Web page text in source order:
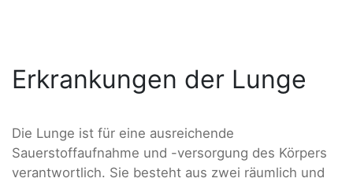
Erkrankungen der Lunge
Die Lunge ist für eine ausreichende
Sauerstoffaufnahme und -versorgung des Körpers
verantwortlich. Sie besteht aus zwei räumlich und